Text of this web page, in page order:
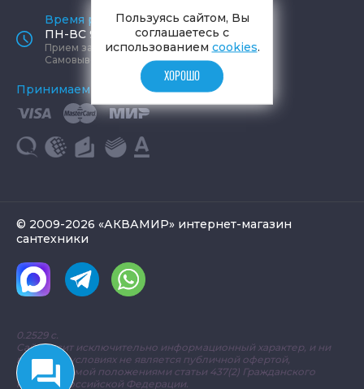
Время работы офиса
ПН-ВС 9:00 - 19:00
Прием заказов круглосуточно
Самовывоз ПН-СБ 9-19, ВС 12-17
Принимаем к оплате
© 2009-2026 «АКВАМИР» интернет-магазин
сантехники
0.2529 с.
Сайт носит исключительно информационный характер, и ни
при каких условиях не является публичной офертой,
определяемой положениями статьи 437(2) Гражданского
кодекса Российской Федерации.
Пользуясь сайтом, Вы
соглашаетесь с
использованием cookies.
ХОРОШО